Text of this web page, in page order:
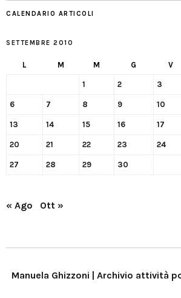
CALENDARIO ARTICOLI
SETTEMBRE 2010
L M M G V
1 2 3
6 7 8 9 10
13 14 15 16 17
20 21 22 23 24
27 28 29 30
« Ago Ott »
Manuela Ghizzoni | Archivio attività